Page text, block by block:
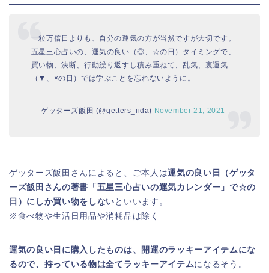
一粒万倍日よりも、自分の運気の方が当然ですが大切です。
五星三心占いの、運気の良い（◎、☆の日）タイミングで、
買い物、決断、行動繰り返すし積み重ねて、乱気、裏運気
（▼、×の日）では学ぶことを忘れないように。
— ゲッターズ飯田 (@getters_iida) November 21, 2021
ゲッターズ飯田さんによると、ご本人は運気の良い日（ゲッタ
ーズ飯田さんの著書「五星三心占いの運気カレンダー」で☆の
日）にしか買い物をしない といいます。
※食べ物や生活日用品や消耗品は除く
運気の良い日に購入したものは、開運のラッキーアイテムにな
るので、持っている物は全てラッキーアイテムになるそう。